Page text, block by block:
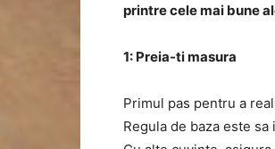
printre cele mai bune
1: Preia-ti masura
Primul pas pentru a
Regula de baza este